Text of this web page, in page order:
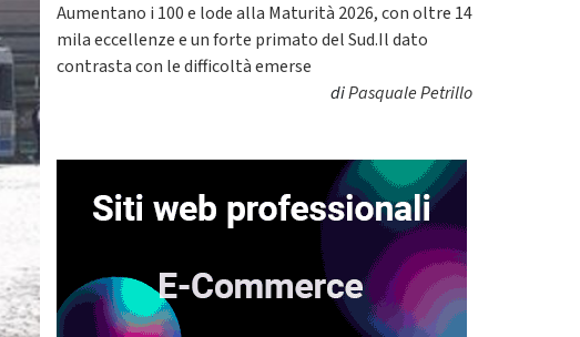
Aumentano i 100 e lode alla Maturità 2026, con oltre 14
mila eccellenze e un forte primato del Sud.Il dato
contrasta con le difficoltà emerse
diPasquale Petrillo